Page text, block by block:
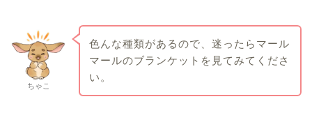
ちゃこ
色んな種類があるので、迷ったらマール
マールのブランケットを見てみてくださ
い。